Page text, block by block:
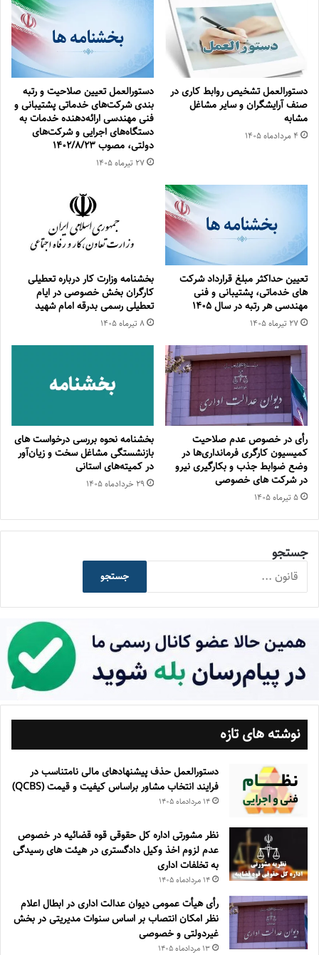
دستورالعمل تشخیص روابط کاری در
صنف آرایشگران و سایر مشاغل
مشابه
۴ مرداد‌ماه ۱۴۰۵
دستورالعمل تعیین صلاحیت و ‌‌رتبه
بندی شرکت‌‌های خدماتی پشتیبانی و
فنی مهندسی ارائه‌‌‌دهنده خدمات به
دستگاه‌‌های اجرایی و شرکت‌‌های
دولتی، مصوب 1402/8/23
۲۷ تیر‌ماه ۱۴۰۵
تعیین حداکثر مبلغ قرارداد شرکت
های خدماتی، پشتیبانی و فنی
مهندسی هر رتبه در سال ۱۴۰۵
۲۷ تیر‌ماه ۱۴۰۵
بخشنامه وزارت کار درباره تعطیلی
کارگران بخش خصوصی در ایام
تعطیلی رسمی بدرقه امام شهید
۸ تیر‌ماه ۱۴۰۵
رأی در خصوص عدم صلاحیت
کمیسیون کارگری فرمانداری‌ها در
وضع ضوابط جذب و بکارگیری نیرو
در شرکت های خصوصی
۵ تیر‌ماه ۱۴۰۵
بخشنامه نحوه بررسی درخواست های
بازنشستگی مشاغل سخت و زیان‌آور
در کمیته‌های استانی
۲۹ خرداد‌ماه ۱۴۰۵
جستجو
جستجو
نوشته های تازه
دستورالعمل حذف پيشنهادهای مالی نامتناسب در
فرايند انتخاب مشاور براساس كيفيت و قيمت (QCBS)
۱۴ مرداد‌ماه ۱۴۰۵
نظر مشورتی اداره کل حقوقی قوه قضائیه در خصوص
عدم لزوم اخذ وکیل دادگستری در هیئت های رسیدگی
به تخلفات اداری
۱۴ مرداد‌ماه ۱۴۰۵
رأی هیأت عمومی دیوان عدالت اداری در ابطال اعلام
نظر امکان انتصاب بر اساس سنوات مدیریتی در بخش
غیردولتی و خصوصی
۱۳ مرداد‌ماه ۱۴۰۵